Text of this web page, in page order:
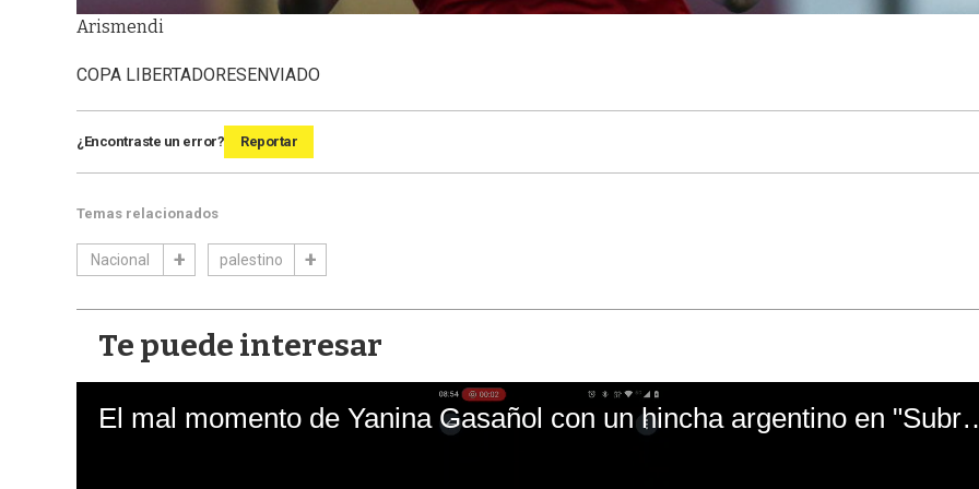
Arismendi
COPA LIBERTADORESENVIADO
¿Encontraste un error? Reportar
Temas relacionados
Nacional palestino
Te puede interesar
El mal momento de Yanina